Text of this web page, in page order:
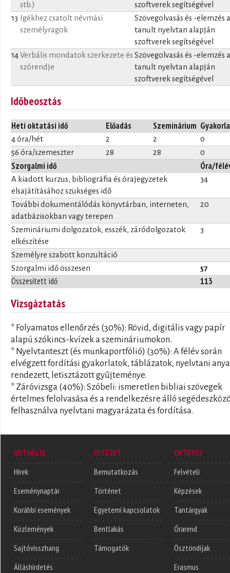
stb.)
szoftverek segítségével
13
Igékhez csatolt névmási
személyragok
Szövegolvasás és -elemzés a
tanult nyelvtan alapján
szoftverek segítségével
14Verbális mondatok szerkezete és
szórendje
Szövegolvasás és -elemzés a
tanult nyelvtan alapján
szoftverek segítségével
Időbeosztás
Heti oktatási idő Előadás Szeminárium
4 óra/hét 2 2
0
56 óra/szemeszter
28 28 0
Szorgalmi idő Óra/
Összesített idő 113
A kiadott kurzus, bibliográfia és órajegyzetek
elsajátításához szükséges idő
34
További dokumentálódás könyvtárban, interneten,
adatbázisokban vagy terepen
20
Szemináriumi dolgozatok, esszék, záródolgozatok
elkészítése
3
Személyre szabott konzultáció
Szorgalmi idő összesen
57
Vizsgáztatás
* Folyamatos ellenőrzés (30%): Rövid, digitális vagy papír
alapú szókincs-kvízek a szemináriumokon.
* Nyelvtanteszt (és munkaportfólió) (30%): A félév során
elvégzett fordítási gyakorlatok, táblázatok, nyelvtani
rendezett, letisztázott gyűjteménye.
* Záróvizsga (40%): Szóbeli: ismeretlen bibliai szövegek
értelmes felolvasása és a rendelkezésre álló
felhasználva nyelvtani magyarázata és fordítása.
AKTUÁLIS
Hírek
Eseménynaptár
Korábbi események
Közlemények
Sajtóvisszhang
Álláshirdetés
INTÉZET
Bemutatkozás
Történet
Egyetemi kapcsolatok
Bentlakás
Támogatók
OKTATÁS
Felvételi
Képzések
Tantárgyak
Órarend
Ösztöndíjak
Erasmus